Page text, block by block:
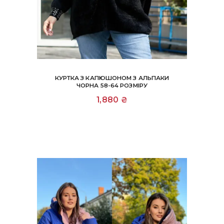
КУРТКА З КАПЮШОНОМ З АЛЬПАКИ
ЧОРНА 58-64 РОЗМІРУ
1,880 ₴